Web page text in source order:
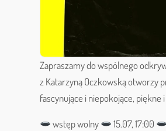
Zapraszamy do wspólnego
z Katarzyną Oczkowską otworzy
fascynujące i niepokojące, piękne
wstęp wolny 15.07, 17:00